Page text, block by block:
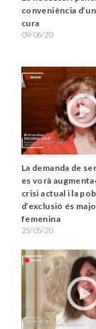
conveniència
cura
09/06/20
La demanda de
es vorà
crisi actual i la
d’exclusió és
femenina
25/05/20